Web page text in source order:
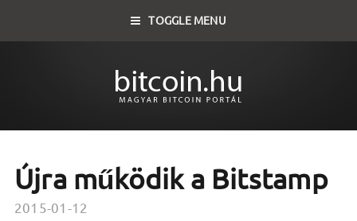
TOGGLE MENU
Újra működik a Bitstamp
2015-01-12